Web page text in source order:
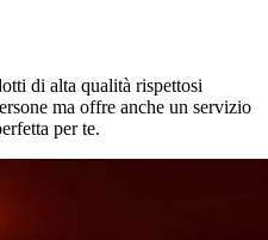
di alta qualità rispettosi
ma offre anche un servizio
per te.